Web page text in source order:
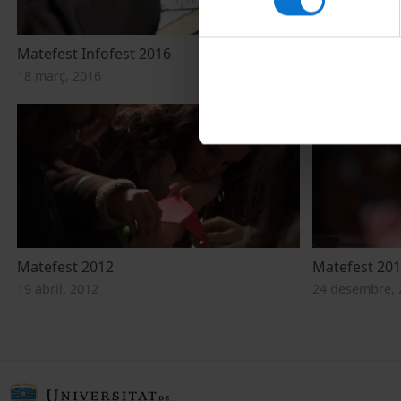
Matefest Infofest 2016
18 març, 2016
Matefest 2012
19 abril, 2012
Matefest
24 desembre,